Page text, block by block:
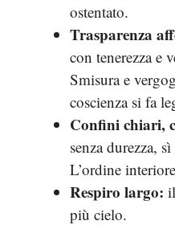
ostentato.
Trasparenza
con tenerezza e
Smisura e
coscienza si fa
Confini chiari,
senza durezza,
L’ordine
Respiro largo:
più cielo.